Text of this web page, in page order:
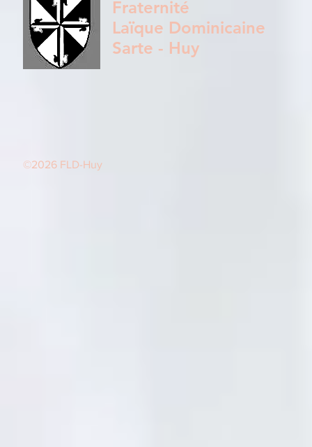
Fraternité
Laïque Dominicaine
Sarte - Huy
©2026 FLD-Huy